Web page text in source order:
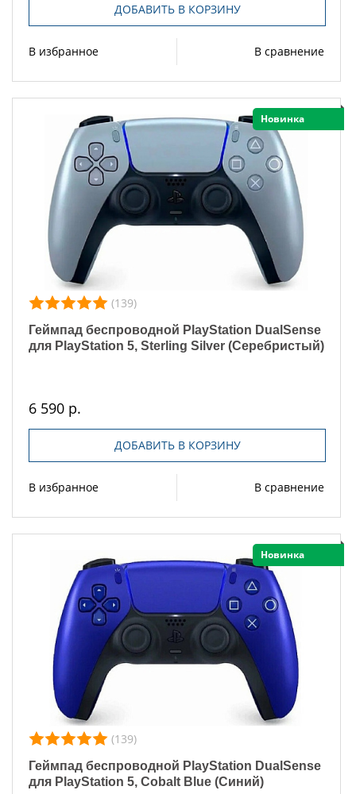
ДОБАВИТЬ В КОРЗИНУ
В избранное В сравнение
Новинка
(139)
Геймпад беспроводной PlayStation DualSense
для PlayStation 5, Sterling Silver (Серебристый)
6 590 р.
ДОБАВИТЬ В КОРЗИНУ
В избранное В сравнение
Новинка
(139)
Геймпад беспроводной PlayStation DualSense
для PlayStation 5, Cobalt Blue (Cиний)